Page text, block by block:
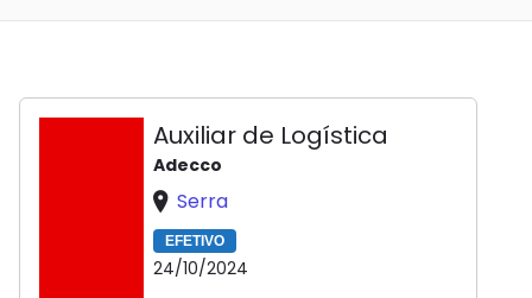
Auxiliar de Logística
Adecco
Serra
EFETIVO
24/10/2024